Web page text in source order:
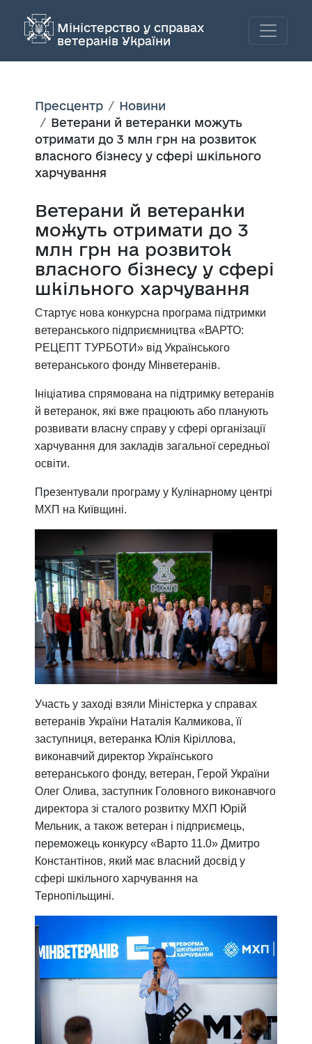
Міністерство у справах
ветеранів України
Пресцентр
Новини
Ветерани й ветеранки можуть
отримати до 3 млн грн на розвиток
власного бізнесу у сфері шкільного
харчування
Ветерани й ветеранки
можуть отримати до 3
млн грн на розвиток
власного бізнесу у сфері
шкільного харчування
Стартує нова конкурсна програма підтримки
ветеранського підприємництва «ВАРТО:
РЕЦЕПТ ТУРБОТИ» від Українського
ветеранського фонду Мінветеранів.
Ініціатива спрямована на підтримку ветеранів
й ветеранок, які вже працюють або планують
розвивати власну справу у сфері організації
харчування для закладів загальної середньої
освіти.
Презентували програму у Кулінарному центрі
МХП на Київщині.
Участь у заході взяли Міністерка у справах
ветеранів України Наталія Калмикова, її
заступниця, ветеранка Юлія Кіріллова,
виконавчий директор Українського
ветеранського фонду, ветеран, Герой України
Олег Олива, заступник Головного виконавчого
директора зі сталого розвитку МХП Юрій
Мельник, а також ветеран і підприємець,
переможець конкурсу «Варто 11.0» Дмитро
Константінов, який має власний досвід у
сфері шкільного харчування на
Тернопільщині.